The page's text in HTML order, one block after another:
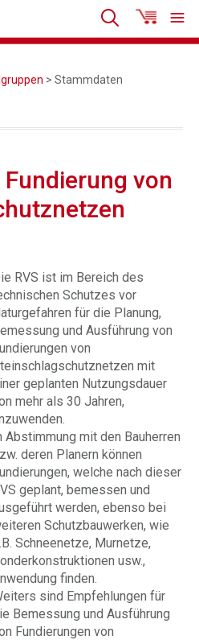
> Stammdaten
Fundierung von
RVS ist im Bereich des
Schutzes vor
für die Planung,
und Ausführung von
von
mit
geplanten Nutzungsdauer
mehr als 30 Jahren,
Abstimmung mit den Bauherren
deren Planern können
welche nach dieser
geplant, bemessen und
werden, ebenso bei
Schutzbauwerken, wie
Schneenetze, Murnetze,
usw.,
finden.
sind Empfehlungen für
Bemessung und Ausführung
Fundierungen von